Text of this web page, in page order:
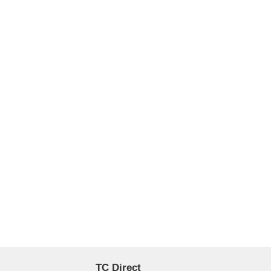
TC Direct